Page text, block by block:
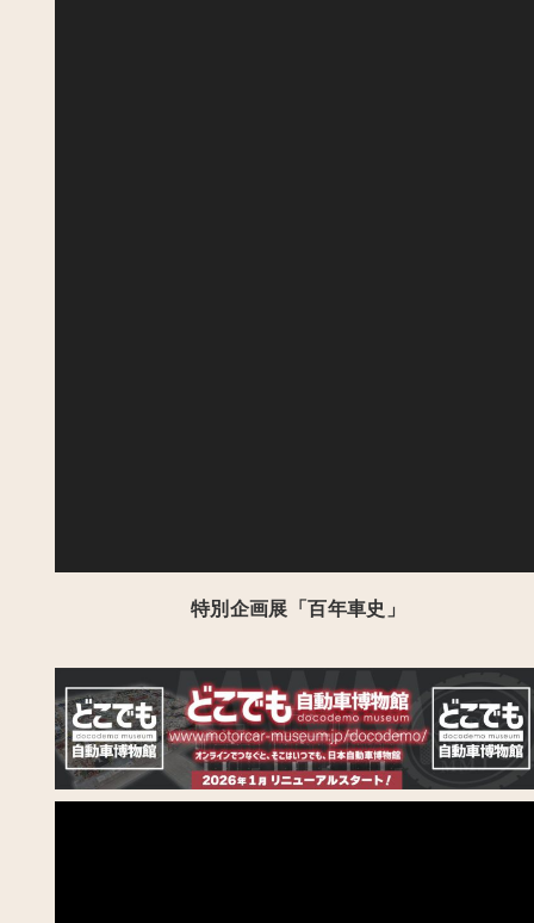
特別企画展「百年車史」